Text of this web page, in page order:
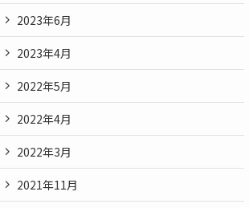
2023年6月
2023年4月
2022年5月
2022年4月
2022年3月
2021年11月